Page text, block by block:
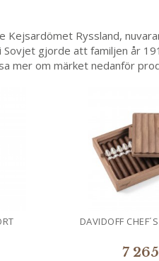
Ryssland,
gjorde att familjen år
mer om märket nedanför
DAVIDOFF
7